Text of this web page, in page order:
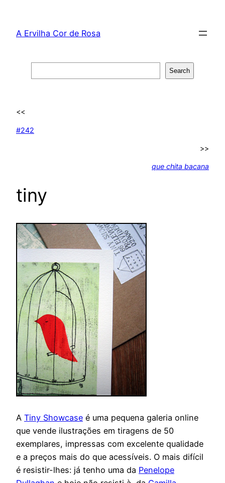
content
A Ervilha Cor de Rosa
Search
<<
#242
>>
que chita bacana
tiny
A Tiny Showcase é uma pequena galeria online
que vende ilustrações em tiragens de 50
exemplares, impressas com excelente qualidade
e a preços mais do que acessíveis. O mais difícil
é resistir-lhes: já tenho uma da Penelope